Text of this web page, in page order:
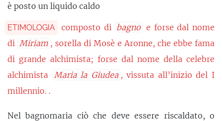
è posto un liquido caldo
ETIMOLOGIA composto di bagno e forse dal nome
di Miriam , sorella di Mosè e Aronne, che ebbe fama
di grande alchimista; forse dal nome della celebre
alchimista Maria la Giudea , vissuta all’inizio del I
millennio. .
Nel bagnomaria ciò che deve essere riscaldato, o